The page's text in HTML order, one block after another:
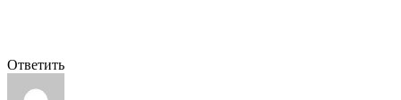
Ответить